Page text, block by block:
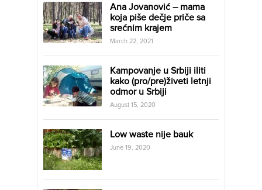
Ana Jovanović – mama
koja piše dečje priče sa
srećnim krajem
March 22, 2021
Kampovanje u Srbiji iliti
kako (pro/pre)živeti letnji
odmor u Srbiji
August 15, 2020
Low waste nije bauk
June 19, 2020